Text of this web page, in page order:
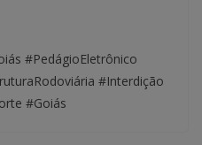
#PedágioEletrônico
#Interdição
#Goiás